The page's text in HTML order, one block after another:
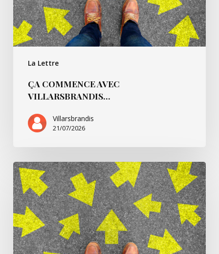
La Lettre
ÇA COMMENCE AVEC
VILLARSBRANDIS…
Villarsbrandis
21/07/2026
Ça
commence
pour…
André
B.